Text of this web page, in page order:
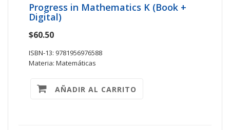
Progress in Mathematics K (Book +
Digital)
$60.50
ISBN-13: 9781956976588
Materia: Matemáticas
AÑADIR AL CARRITO